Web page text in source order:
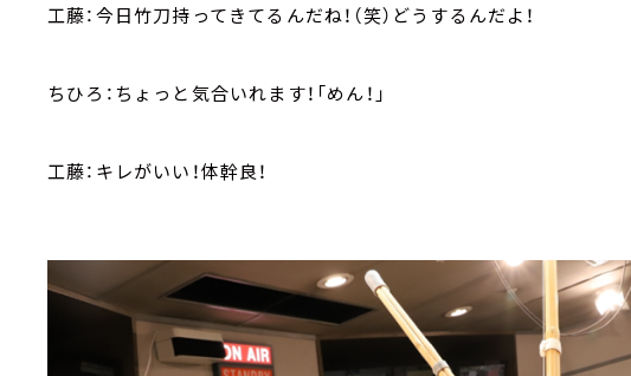
工藤：今日竹刀持ってきてるんだね！（笑）どうするんだよ！
ちひろ：ちょっと気合いれます！「めん！」
工藤：キレがいい！体幹良！